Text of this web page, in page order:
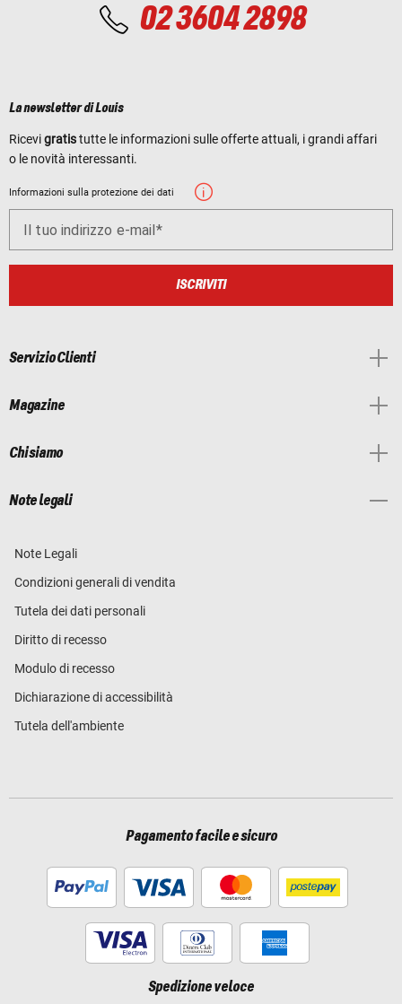
02 3604 2898
La newsletter di Louis
Ricevigratistutte le informazioni sulle offerte attuali, i grandi affari
o le novità interessanti.
Informazioni sulla protezione dei dati
Il tuo indirizzo e-mail
ISCRIVITI
Servizio Clienti
Magazine
Chi siamo
Note legali
Note Legali
Condizioni generali di vendita
Tutela dei dati personali
Diritto di recesso
Modulo di recesso
Dichiarazione di accessibilità
Tutela dell'ambiente
Pagamento facile e sicuro
Spedizione veloce